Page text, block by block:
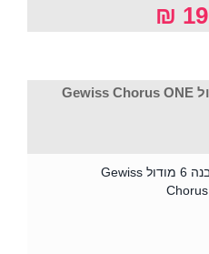
19 ₪
מסגרת מלבנית לבנה 6 מודול Gewiss Chorus ONE